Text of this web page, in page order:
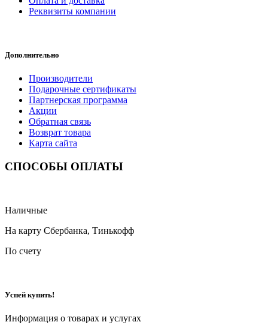
Реквизиты компании
Дополнительно
Производители
Подарочные сертификаты
Партнерская программа
Акции
Обратная связь
Возврат товара
Карта сайта
СПОСОБЫ ОПЛАТЫ
Наличные
На карту Сбербанка, Тинькофф
По счету
Успей купить!
Информация о товарах и услугах